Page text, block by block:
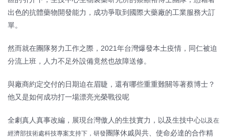
出色的抗體藥物開發能力，成功爭取到國際大藥廠的工業服務大訂
單。
然而就在團隊努力工作之際，2021年台灣爆發本土疫情，同仁被迫
分流上班，人力不足外設備竟然也故障送修。
與廠商約定交付的日期迫在眉睫，還有哪些重重難關等著蔡博士？
他又是如何成功打一場漂亮光榮戰役呢
全劇真人真事改編，展現台灣傲人的生技實力，以及生技中心以及在
經濟部技術處科技專案支持下，研發團隊休戚與共、使命必達的合作精